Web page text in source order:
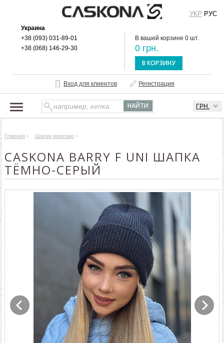
Украина
+38 (093) 031-89-01
+38 (068) 146-29-30
В вашей корзине 0 шт.
0 грн.
В КОРЗИНУ
Вход для клиентов Регистрация
ГРН.
УКР РУС
О БРЕНДЕ
ДОСТАВКА И ОПЛАТА
ОПТОВЫМ КЛИЕНТАМ
Главная › Шапки женские ›
CASKONA BARRY F UNI ШАПКА
ТЁМНО-СЕРЫЙ